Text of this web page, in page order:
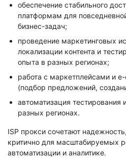
обеспечение стабильного
платформам для
бизнес-задач;
проведение маркетинговых
локализации контента и
опыта в разных регионах;
работа с маркетплейсами и
(подбор предложений,
автоматизация тестирования
разных регионах.
ISP прокси сочетают
критично для масштабируемых
автоматизации и аналитике.